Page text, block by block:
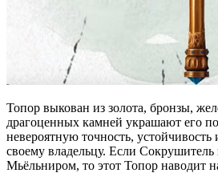
Топор выкован из золота, бронзы,
драгоценных камней украшают его
невероятную точность, устойчивость
своему владельцу. Если Сокрушитель
Мьёльниром, то этот Топор наводит